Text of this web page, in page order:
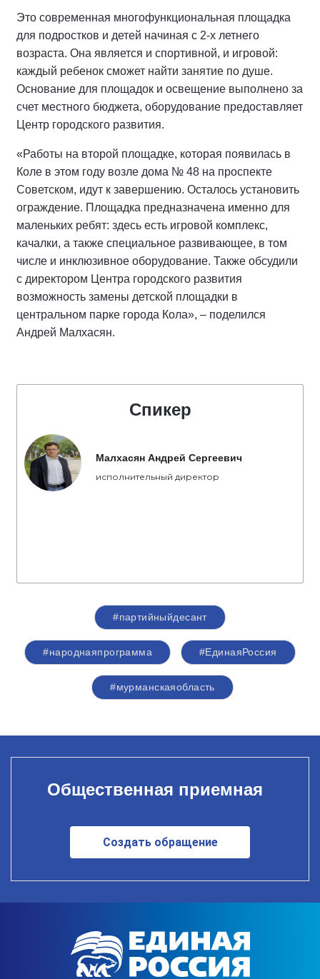
Это современная многофункциональная площадка
для подростков и детей начиная с 2-х летнего
возраста. Она является и спортивной, и игровой:
каждый ребенок сможет найти занятие по душе.
Основание для площадок и освещение выполнено за
счет местного бюджета, оборудование предоставляет
Центр городского развития.
«Работы на второй площадке, которая появилась в
Коле в этом году возле дома № 48 на проспекте
Советском, идут к завершению. Осталось установить
ограждение. Площадка предназначена именно для
маленьких ребят: здесь есть игровой комплекс,
качалки, а также специальное развивающее, в том
числе и инклюзивное оборудование. Также обсудили
с директором Центра городского развития
возможность замены детской площадки в
центральном парке города Кола», – поделился
Андрей Малхасян.
Спикер
Малхасян Андрей Сергеевич
исполнительный директор
#партийныйдесант
#народнаяпрограмма #ЕдинаяРоссия
#мурманскаяобласть
Общественная приемная
Создать обращение